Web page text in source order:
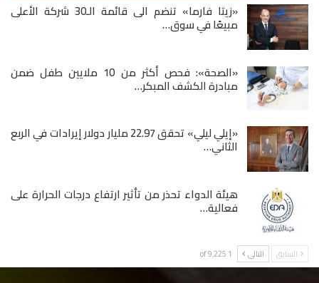
«زيتا فارما» تنضم الى قائمة الـ30 شركة الأعلى
مبيعًا في سوق…
«الصحة»: فحص أكثر من 10 ملايين طفل ضمن
مبادرة الكشف المبكر…
«إيلي ليلي» تحقق 22.97 مليار دولار إيرادات في الربع
الثاني…
هيئة الدواء تحذر من تأثير ارتفاع درجات الحرارة على
فعالية…
السابق التالى 1 of 9٬225